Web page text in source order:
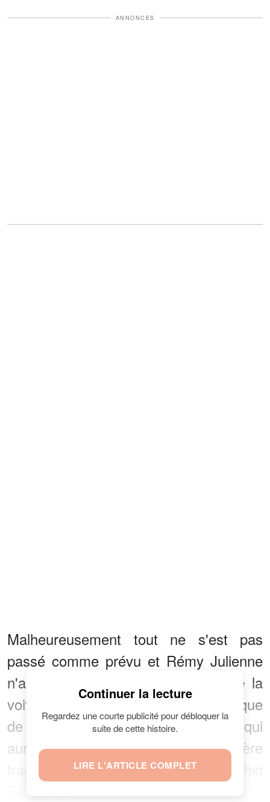
ANNONCES
Malheureusement tout ne s'est pas
passé comme prévu et Rémy Julienne
n'a pas pu reprendre le contrôle de la
voiture en raison d'une erreur technique
de l'acteur légendaire. Une erreur qui
aurait pu se terminer de manière
tragique comme lerelate
Ferrache :
Continuer la lecture
Regardez une courte publicité pour débloquer la
suite de cette histoire.
LIRE L'ARTICLE COMPLET